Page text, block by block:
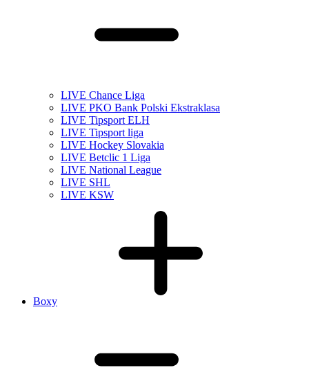
LIVE Chance Liga
LIVE PKO Bank Polski Ekstraklasa
LIVE Tipsport ELH
LIVE Tipsport liga
LIVE Hockey Slovakia
LIVE Betclic 1 Liga
LIVE National League
LIVE SHL
LIVE KSW
Boxy